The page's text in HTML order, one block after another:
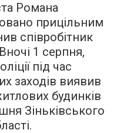
Романа
прицільним
співробітник
1 серпня,
під час
заходів виявив
будинків
Зіньківського